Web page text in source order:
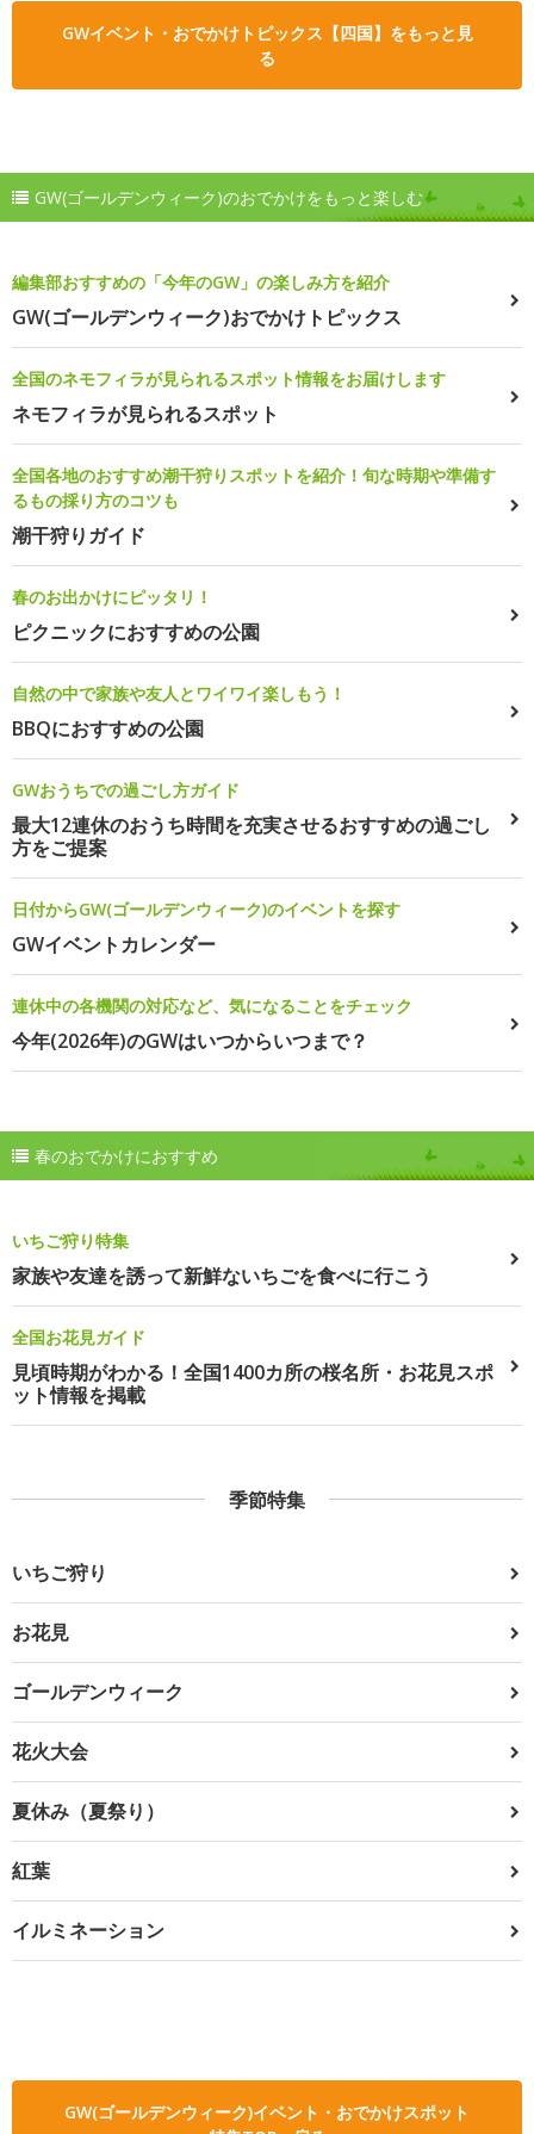
GWイベント・おでかけトピックス【四国】をもっと見
る
GW(ゴールデンウィーク)のおでかけをもっと楽しむ
編集部おすすめの「今年のGW」の楽しみ方を紹介
GW(ゴールデンウィーク)おでかけトピックス
全国のネモフィラが見られるスポット情報をお届けします
ネモフィラが見られるスポット
全国各地のおすすめ潮干狩りスポットを紹介！旬な時期や準備す
るもの採り方のコツも
潮干狩りガイド
春のお出かけにピッタリ！
ピクニックにおすすめの公園
自然の中で家族や友人とワイワイ楽しもう！
BBQにおすすめの公園
GWおうちでの過ごし方ガイド
最大12連休のおうち時間を充実させるおすすめの過ごし
方をご提案
日付からGW(ゴールデンウィーク)のイベントを探す
GWイベントカレンダー
連休中の各機関の対応など、気になることをチェック
今年(2026年)のGWはいつからいつまで？
春のおでかけにおすすめ
いちご狩り特集
家族や友達を誘って新鮮ないちごを食べに行こう
全国お花見ガイド
見頃時期がわかる！全国1400カ所の桜名所・お花見スポ
ット情報を掲載
季節特集
いちご狩り
お花見
ゴールデンウィーク
花火大会
夏休み（夏祭り）
紅葉
イルミネーション
GW(ゴールデンウィーク)イベント・おでかけスポット